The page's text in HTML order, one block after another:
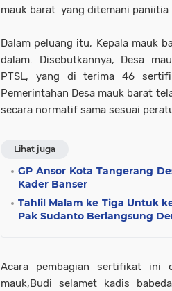
mauk barat yang ditemani paniitia
Dalam peluang itu, Kepala mauk
dalam. Disebutkannya, Desa
PTSL, yang di terima 46
Pemerintahan Desa mauk barat
secara normatif sama sesuai
Lihat juga
GP Ansor Kota Tangerang
Kader Banser
Tahlil Malam ke Tiga Untuk
Pak Sudanto Berlangsung
Acara pembagian sertifikat ini
mauk,Budi selamet kadis